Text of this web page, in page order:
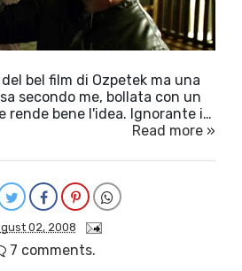
bel film di Ozpetek ma una
secondo me, bollata con un
rende bene l'idea. Ignorante i…
Read more »
02, 2008
7 comments.